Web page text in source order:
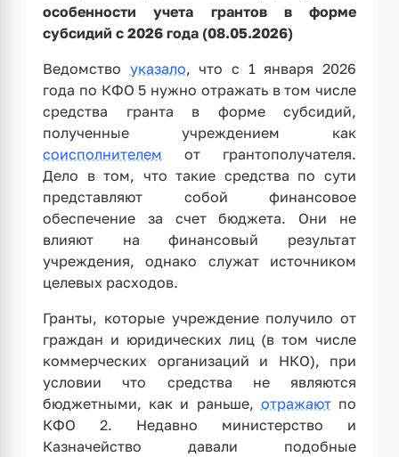
особенности учета грантов в форме
субсидий с 2026 года (08.05.2026)
Ведомство указало, что с 1 января 2026
года по КФО 5 нужно отражать в том числе
средства гранта в форме субсидий,
полученные учреждением как
соисполнителем от грантополучателя.
Дело в том, что такие средства по сути
представляют собой финансовое
обеспечение за счет бюджета. Они не
влияют на финансовый результат
учреждения, однако служат источником
целевых расходов.
Гранты, которые учреждение получило от
граждан и юридических лиц (в том числе
коммерческих организаций и НКО), при
условии что средства не являются
бюджетными, как и раньше, отражаютпо
КФО 2. Недавно министерство и
Казначейство давали подобные